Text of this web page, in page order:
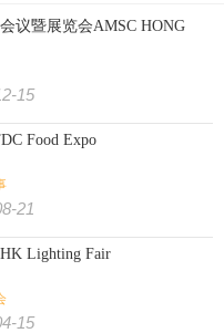
议暨展览会AMSC HONG
15
Food Expo
21
Lighting Fair
15